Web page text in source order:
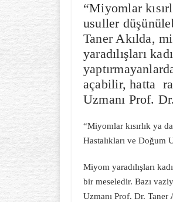
“Miyomlar
usuller
Taner Akılda,
yaradılışları
açabilir, hatta
Uzmanı Prof.
“Miyomlar kısırlık ya
Hastalıkları ve Doğum
Miyom yaradılışları
bir meseledir. Bazı
Uzmanı Prof. Dr. Taner